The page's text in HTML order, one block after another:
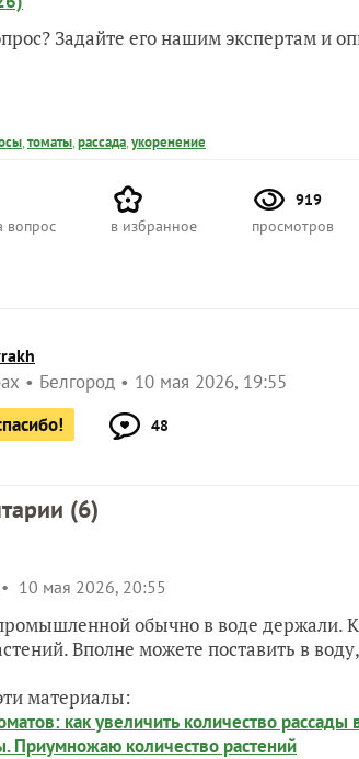
Задайте его нашим экспертам и
,томаты,рассада,укоренение
вопрос
в избранное
919
просмотров
Белгород
10 мая 2026, 19:55
48
(6)
10 мая 2026, 20:55
обычно в воде держали.
Вполне можете поставить в
материалы:
как увеличить количество рассады
Приумножаю количество растений